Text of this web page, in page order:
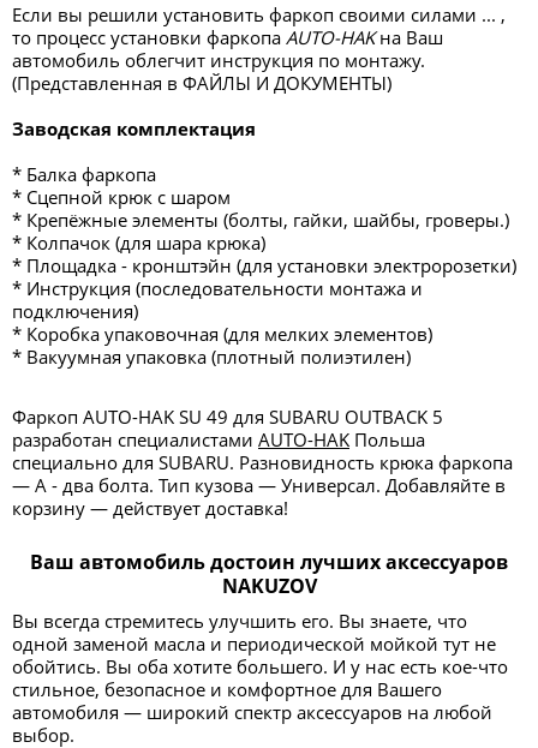
Если вы решили установить фаркоп своими силами ... ,
то процесс установки фаркопа AUTO-HAKна Ваш
автомобиль облегчит инструкция по монтажу.
(Представленная в ФАЙЛЫ И ДОКУМЕНТЫ)
Заводская комплектация
* Балка фаркопа
* Сцепной крюк с шаром
* Крепёжные элементы (болты, гайки, шайбы, гроверы.)
* Колпачок (для шара крюка)
* Площадка - кронштэйн (для установки электророзетки)
* Инструкция (последовательности монтажа и
подключения)
* Коробка упаковочная (для мелких элементов)
* Вакуумная упаковка (плотный полиэтилен)
Фаркоп AUTO-HAK SU 49 для SUBARU OUTBACK 5
разработан специалистами AUTO-HAK Польша
специально для SUBARU. Разновидность крюка фаркопа
— А - два болта. Тип кузова — Универсал. Добавляйте в
корзину — действует доставка!
Ваш автомобиль достоин лучших аксессуаров
NAKUZOV
Вы всегда стремитесь улучшить его. Вы знаете, что
одной заменой масла и периодической мойкой тут не
обойтись. Вы оба хотите большего. И у нас есть кое-что
стильное, безопасное и комфортное для Вашего
автомобиля — широкий спектр аксессуаров на любой
выбор.